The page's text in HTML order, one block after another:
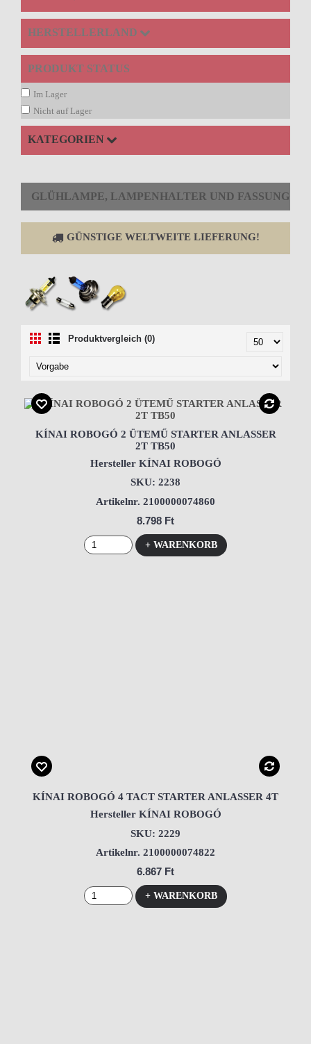
HERSTELLERLAND
PRODUKT STATUS
Im Lager
Nicht auf Lager
KATEGORIEN
GLÜHLAMPE, LAMPENHALTER UND FASSUNG
GÜNSTIGE WELTWEITE LIEFERUNG!
Produktvergleich (0)
KÍNAI ROBOGÓ 2 ÜTEMŰ STARTER ANLASSER
2T TB50
Hersteller KÍNAI ROBOGÓ
SKU: 2238
Artikelnr. 2100000074860
8.798 Ft
+ WARENKORB
KÍNAI ROBOGÓ 4 TACT STARTER ANLASSER 4T
Hersteller KÍNAI ROBOGÓ
SKU: 2229
Artikelnr. 2100000074822
6.867 Ft
+ WARENKORB